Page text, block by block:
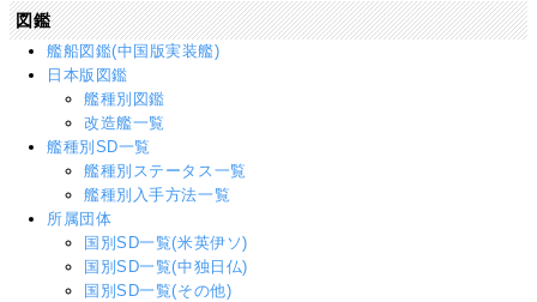
図鑑
艦船図鑑(中国版実装艦)
日本版図鑑
艦種別図鑑
改造艦一覧
艦種別SD一覧
艦種別ステータス一覧
艦種別入手方法一覧
所属団体
国別SD一覧(米英伊ソ)
国別SD一覧(中独日仏)
国別SD一覧(その他)